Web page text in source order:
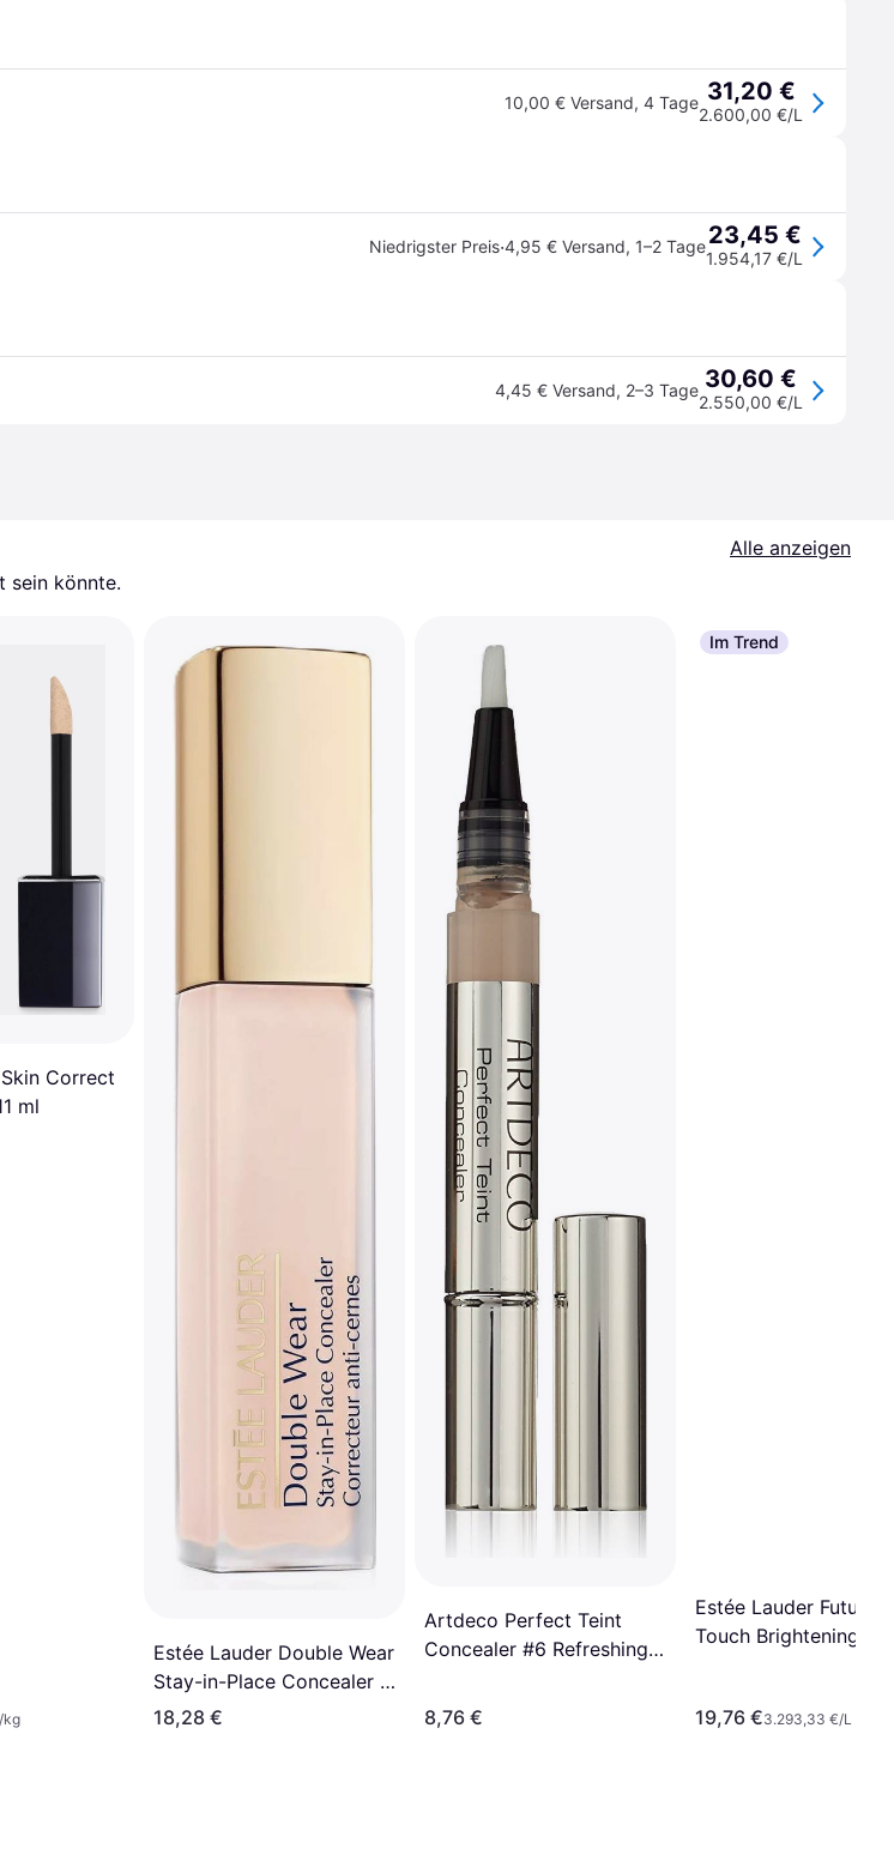
10,00 € Versand, 4 Tage 31,20 €
2.600,00 €/L
Niedrigster Preis·4,95 € Versand, 1–2 Tage23,45 €
1.954,17 €/L
4,45 € Versand, 2–3 Tage 30,60 €
2.550,00 €/L
Alle anzeigen
sein könnte.
Correct
ml
kg
Estée Lauder Double Wear
Stay-in-Place Concealer -
4N
18,28 €
Artdeco Perfect Teint
Concealer #6 Refreshing
8,76 €
Im Trend
Estée Lauder
Touch Brightening
19,76 €3.293,33 €/L